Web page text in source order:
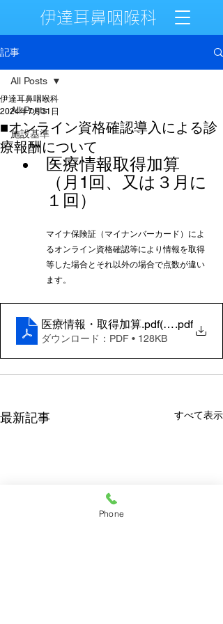
伊達耳鼻咽喉科
記事
All Posts
施設基準
All Posts
■オンライン資格確認導入による診
療報酬について
伊達耳鼻咽喉科
2024年7月31日
医療情報取得加算
（月1回、又は３月に
１回）
マイナ保険証（マイナンバーカード）によ
るオンライン資格確認等により情報を取得
等した場合とそれ以外の場合で点数が違い
ます。
医療情報・取得加算.pdf(01).pdf
ダウンロード：PDF • 128KB
最新記事 すべて表示
Phone